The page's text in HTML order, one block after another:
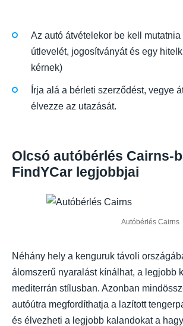
Az autó átvételekor be kell mutatnia
útlevelét, jogosítványát és egy
kérnek)
Írja alá a bérleti szerződést, vegye
élvezze az utazását.
Olcsó autóbérlés Cairns-
FindYCar legjobbjai
Autóbérlés Cairns
Néhány hely a kenguruk távoli
álomszerű nyaralást kínálhat, a legjobb
mediterrán stílusban. Azonban
autóútra megfordíthatja a lazított
és élvezheti a legjobb kalandokat a